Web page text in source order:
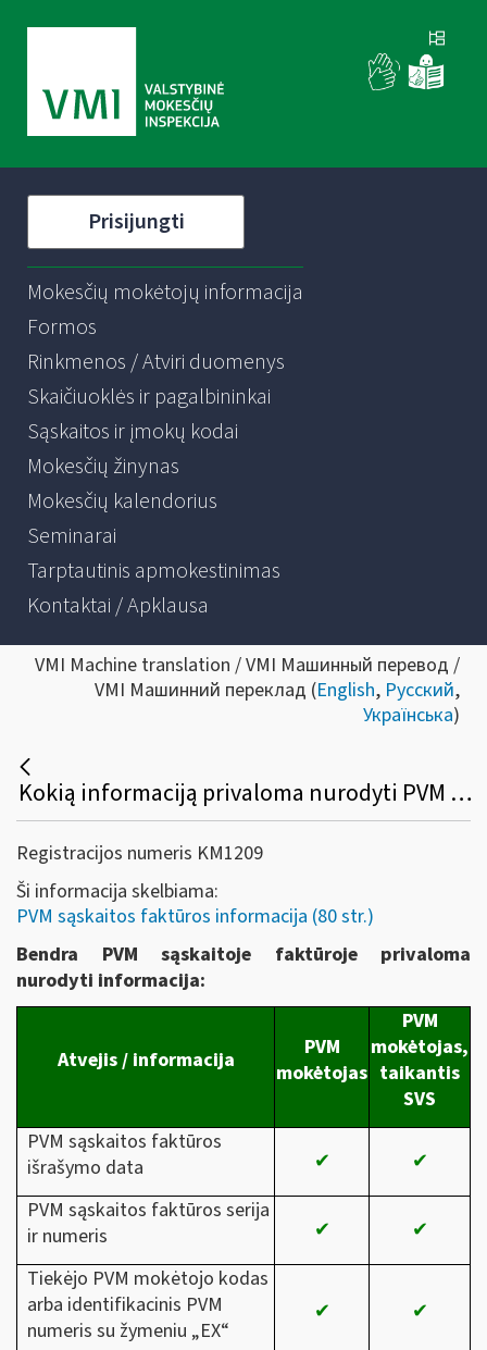
Prisijungti
Mokesčių mokėtojų informacija
Formos
Rinkmenos / Atviri duomenys
Skaičiuoklės ir pagalbininkai
Sąskaitos ir įmokų kodai
Mokesčių žinynas
Mokesčių kalendorius
Seminarai
Tarptautinis apmokestinimas
Kontaktai / Apklausa
VMI Machine translation / VMI Машинный перевод /
VMI Машинний переклад (English, Русский,
Українська)
Kokią informaciją privaloma nurodyti PVM sąskaitoje faktūroje?
Registracijos numeris KM1209
Ši informacija skelbiama:
PVM sąskaitos faktūros informacija (80 str.)
Bendra PVM sąskaitoje faktūroje privaloma
nurodyti informacija:
Atvejis / informacija
PVM
mokėtojas
PVM
mokėtojas,
taikantis
SVS
PVM sąskaitos faktūros
išrašymo data
✔
✔
PVM sąskaitos faktūros serija
ir numeris
✔
✔
Tiekėjo PVM mokėtojo kodas
arba identifikacinis PVM
numeris su žymeniu „EX“
✔ ✔